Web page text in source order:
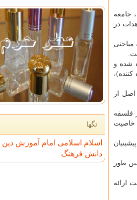
جامعه
در
مباحثی
شده و
از
فلسفه
خاصیت
طور
ارائه
تگها
اسلام اسلامی امام آموزش دین
دانش فرهنگ